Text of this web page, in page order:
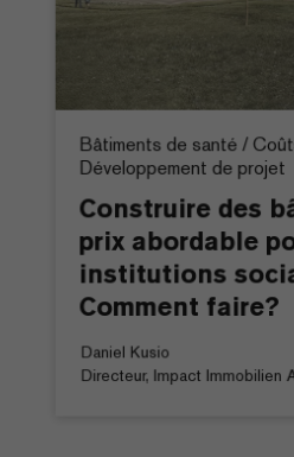
Bâtiments de santé /
Développement de projet
Construire des
prix abordable
institutions
Comment faire?
Daniel Kusio
Directeur, Impact Immobilien